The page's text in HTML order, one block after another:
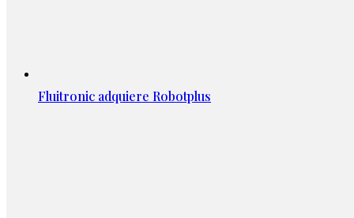
Fluitronic adquiere Robotplus